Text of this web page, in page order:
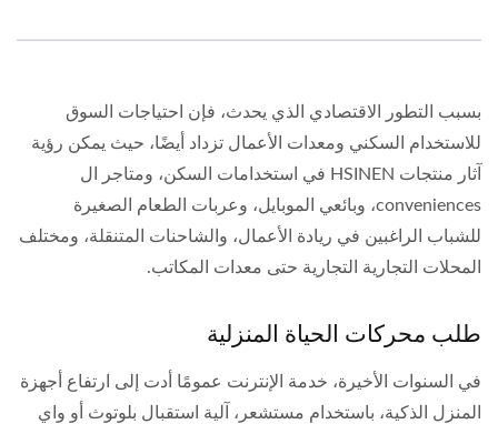
بسبب التطور الاقتصادي الذي يحدث، فإن احتياجات السوق
للاستخدام السكني ومعدات الأعمال تزداد أيضًا، حيث يمكن رؤية
آثار منتجات HSINEN في استخدامات السكن، ومتاجر ال
conveniences، وبائعي الموبايل، وعربات الطعام الصغيرة
للشباب الراغبين في ريادة الأعمال، والشاحنات المتنقلة، ومختلف
المحلات التجارية التجارية حتى معدات المكاتب.
طلب محركات الحياة المنزلية
في السنوات الأخيرة، خدمة الإنترنت عمومًا أدت إلى ارتفاع أجهزة
المنزل الذكية، باستخدام مستشعر، آلية استقبال بلوتوث أو واي